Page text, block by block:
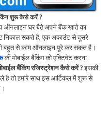
शुरू कैसे करें ?
ऑनलाइन घर बैठे अपने बैंक खाते का
सकते है, एक अकाउंट से दूसरे
बहुत से काम ऑनलाइन पूरे कर सकत है।
की मोबाईल बैंकिंग को एक्टिवेट करना
बैंकिंग रजिस्ट्रेशन कैसे करें ?इसकी
है तो हमारे साथ इस आर्टिकल में शुरू से